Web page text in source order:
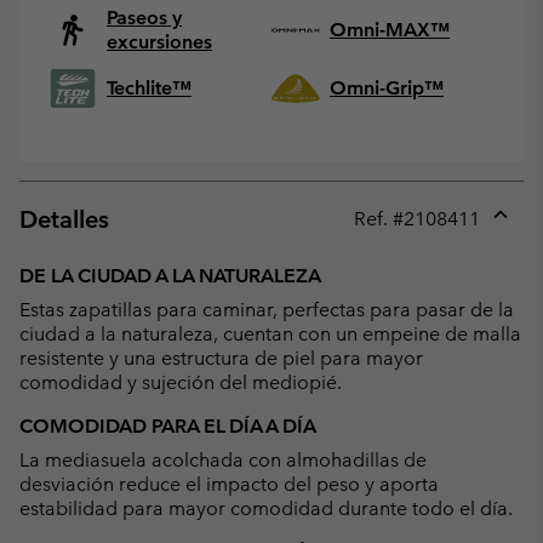
Paseos y
excursiones
Omni-MAX™
Techlite™ Omni-Grip™
Detalles Ref. #2108411
DE LA CIUDAD A LA NATURALEZA
Estas zapatillas para caminar, perfectas para pasar de la
ciudad a la naturaleza, cuentan con un empeine de malla
resistente y una estructura de piel para mayor
comodidad y sujeción del mediopié.
COMODIDAD PARA EL DÍA A DÍA
La mediasuela acolchada con almohadillas de
desviación reduce el impacto del peso y aporta
estabilidad para mayor comodidad durante todo el día.